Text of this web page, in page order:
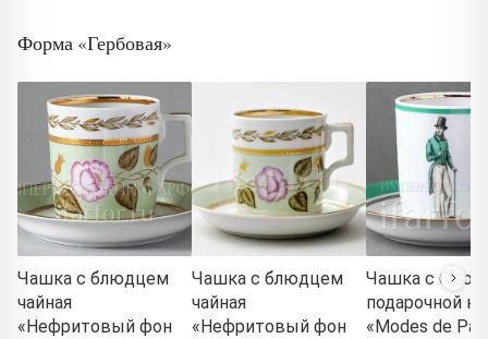
Форма «Гербовая»
Чашка с блюдцем
чайная
«Нефритовый фон
Чашка с блюдцем
чайная
«Нефритовый фон
Чашка с
подарочной
«Modes de